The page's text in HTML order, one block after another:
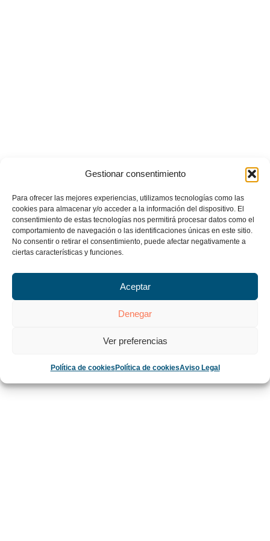
Gestionar consentimiento
Para ofrecer las mejores experiencias, utilizamos tecnologías como las
cookies para almacenar y/o acceder a la información del dispositivo. El
consentimiento de estas tecnologías nos permitirá procesar datos como el
comportamiento de navegación o las identificaciones únicas en este sitio.
No consentir o retirar el consentimiento, puede afectar negativamente a
ciertas características y funciones.
Aceptar
Denegar
Ver preferencias
Política de cookies Política de cookiesAviso Legal